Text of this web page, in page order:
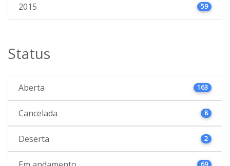
2015 59
Status
Aberta 163
Cancelada 8
Deserta 2
69